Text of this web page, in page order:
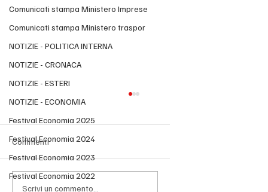
Comunicati stampa Ministero Imprese
Comunicati stampa Ministero traspor
NOTIZIE - POLITICA INTERNA
NOTIZIE - CRONACA
NOTIZIE - ESTERI
NOTIZIE - ECONOMIA
Festival Economia 2025
Festival Economia 2024
Festival Economia 2023
Festival Economia 2022
Commenti
Scrivi un commento...